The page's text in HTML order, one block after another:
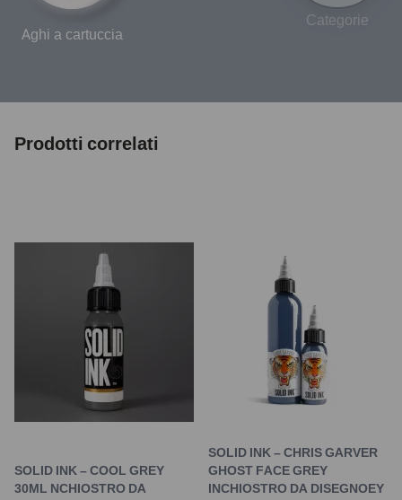
Aghi a cartuccia
Categorie
Prodotti correlati
SOLID INK – COOL GREY
30ML NCHIOSTRO DA
SOLID INK – CHRIS GARVER
GHOST FACE GREY
INCHIOSTRO DA DISEGNOEY